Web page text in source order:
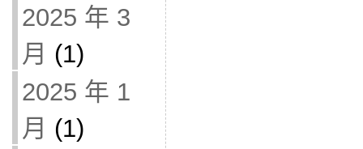
2025 年 3
月 (1)
2025 年 1
月 (1)